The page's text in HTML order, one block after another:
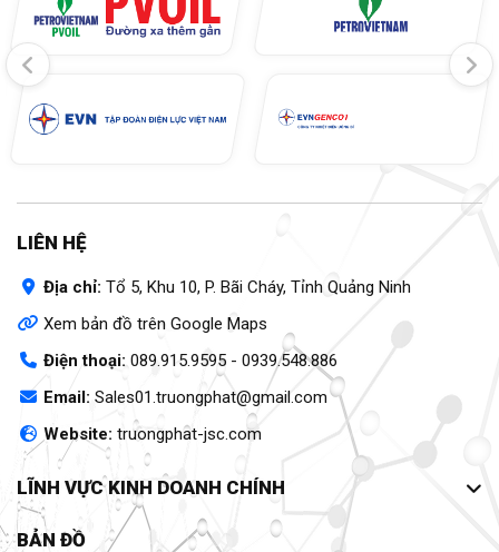
LIÊN HỆ
Địa chỉ: Tổ 5, Khu 10, P. Bãi Cháy, Tỉnh Quảng Ninh
Xem bản đồ trên Google Maps
Điện thoại: 089.915.9595 - 0939.548.886
Email: Sales01.truongphat@gmail.com
Website: truongphat-jsc.com
LĨNH VỰC KINH DOANH CHÍNH
BẢN ĐỒ